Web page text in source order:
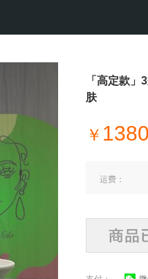
「高定款
肤
￥
运费：